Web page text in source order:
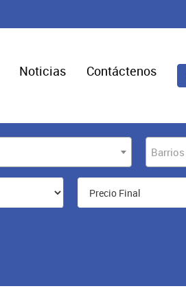
Noticias Contáctenos
Barrios